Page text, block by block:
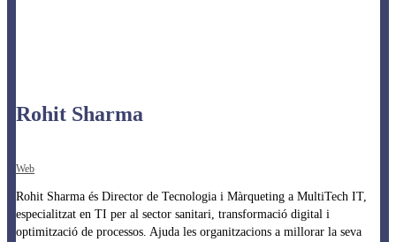
Rohit Sharma
Web
Rohit Sharma és Director de Tecnologia i Màrqueting a MultiTech IT,
especialitzat en TI per al sector sanitari, transformació digital i
optimització de processos. Ajuda les organitzacions a millorar la seva